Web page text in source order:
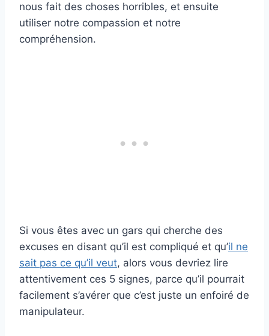
nous fait des choses horribles, et ensuite
utiliser notre compassion et notre
compréhension.
Si vous êtes avec un gars qui cherche des
excuses en disant qu’il est compliqué et qu’il ne
sait pas ce qu’il veut, alors vous devriez lire
attentivement ces 5 signes, parce qu’il pourrait
facilement s’avérer que c’est juste un enfoiré de
manipulateur.